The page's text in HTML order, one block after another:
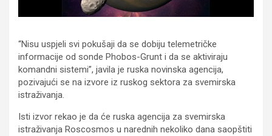
“Nisu uspjeli svi pokušaji da se dobiju telemetričke
informacije od sonde Phobos-Grunt i da se aktiviraju
komandni sistemi”, javila je ruska novinska agencija,
pozivajući se na izvore iz ruskog sektora za svemirska
istraživanja.
Isti izvor rekao je da će ruska agencija za svemirska
istraživanja Roscosmos u narednih nekoliko dana saopštiti